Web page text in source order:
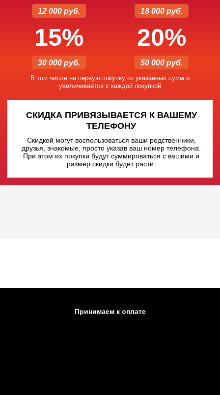
12 000 руб. 18 000 руб.
15%
30 000 руб.
20%
50 000 руб.
В том числе на первую покупку от указанных сумм и
увеличивается с каждой покупкой
СКИДКА ПРИВЯЗЫВАЕТСЯ К ВАШЕМУ
ТЕЛЕФОНУ
Скидкой могут воспользоваться ваши родственники,
друзья, знакомые, просто указав ваш номер телефона.
При этом их покупки будут суммироваться с вашими и
размер скидки будет расти.
Принимаем к оплате